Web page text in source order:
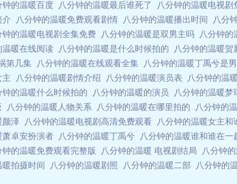
钟的温暖百度 八分钟的温暖最后谁死了 八分钟的温暖电视剧
介 八分钟的温暖免费观看剧情 八分钟的温暖播出时间 八分
钟的温暖电视剧全集免费 八分钟的温暖是双男主吗 八分钟的
温暖在线阅读 八分钟的温暖是什么时候拍的 八分钟的温暖贺
第几集
八分钟的温暖在线观看全集 八分钟的温暖丁禹兮是
主 八分钟的温暖剧情介绍 八分钟的温暖演员表 八分钟的温
钟的温暖什么时候拍的 八分钟的温暖的演员 八分钟的温暖梦
八分钟的温暖人物关系 八分钟的温暖在哪里拍的 八分钟的
颜泽 八分钟的温暖电视剧高清免费观看 八分钟的温暖女主和
萧卓安扮演者 八分钟的温暖丁禹兮 八分钟的温暖谁和谁在一
钟的温暖免费观看完整版 八分钟的温暖 电视剧结局 八分钟
暖拍摄时间 八分钟的温暖剧照 八分钟的温暖二部 八分钟的